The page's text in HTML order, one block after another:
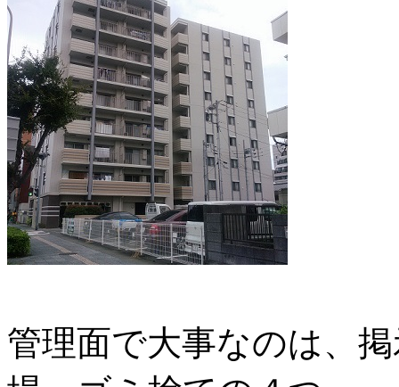
管理面で大事なのは、